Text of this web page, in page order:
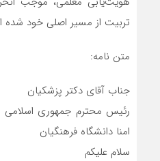
تربیت از مسیر اصلی خود
متن نامه:
جناب آقای دکتر پزشکیان
رئیس محترم جمهوری
امنا دانشگاه فرهنگیان
سلام علیکم